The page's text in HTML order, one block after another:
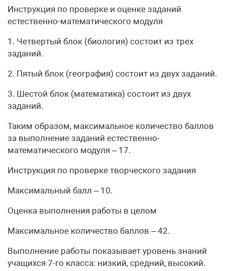
Инструкция по проверке и оценке заданий
естественно-математического модуля
1. Четвертый блок (биология) состоит из трех
заданий.
2. Пятый блок (география) состоит из двух заданий.
3. Шестой блок (математика) состоит из двух
заданий.
Таким образом, максимальное количество баллов
за выполнение заданий естественно-
математического модуля – 17.
Инструкция по проверке творческого задания
Максимальный балл – 10.
Оценка выполнения работы в целом
Максимальное количество баллов – 42.
Выполнение работы показывает уровень знаний
учащихся 7-го класса: низкий, средний, высокий.